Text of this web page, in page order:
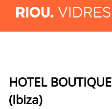
HOTEL
(Ibiza)